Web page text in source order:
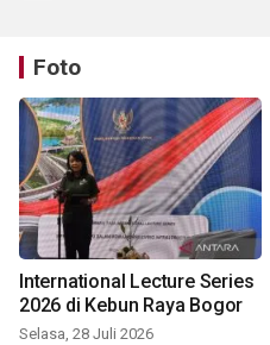
Foto
International Lecture Series
2026 di Kebun Raya Bogor
Selasa, 28 Juli 2026